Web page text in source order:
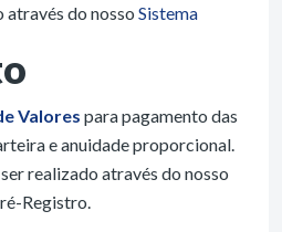
do nosso Sistema
Valores para pagamento das
e anuidade proporcional.
realizado através do nosso
Registro.